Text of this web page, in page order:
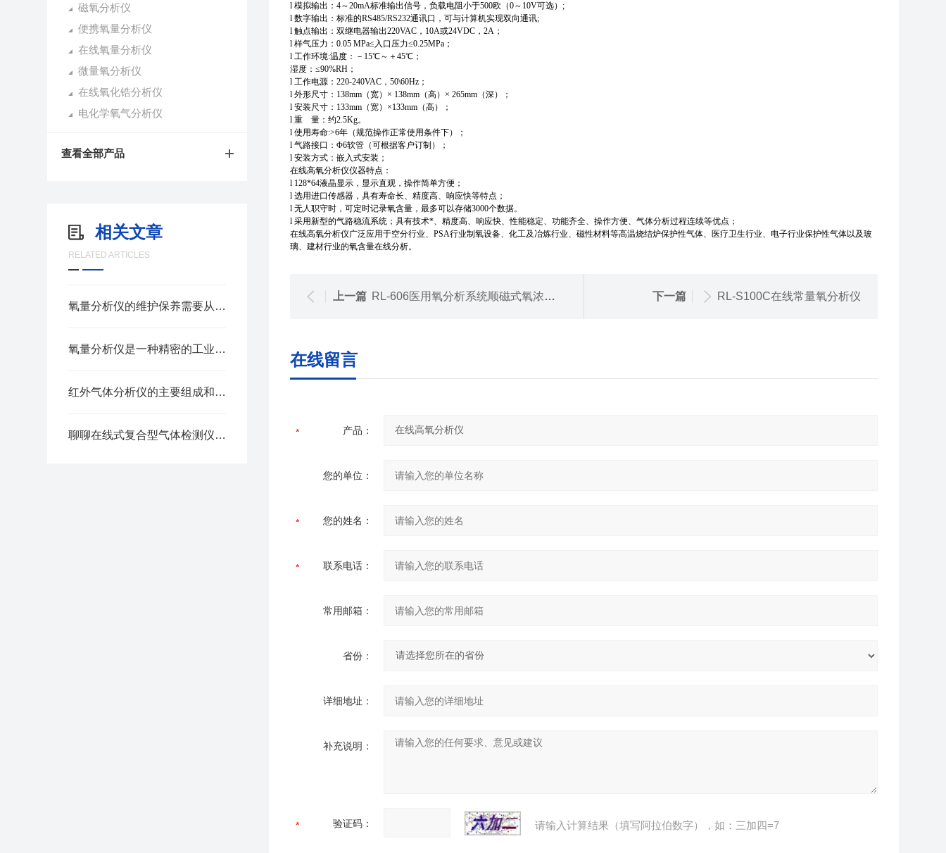
磁氧分析仪
便携氧量分析仪
在线氧量分析仪
微量氧分析仪
在线氧化锆分析仪
电化学氧气分析仪
查看全部产品
相关文章
RELATED ARTICLES
氧量分析仪的维护保养需要从多个方面进行考虑
氧量分析仪是一种精密的工业过程分析仪器
红外气体分析仪的主要组成和用途
聊聊在线式复合型气体检测仪产品特点
l 模拟输出：4～20mA标准输出信号，负载电阻小于500欧（0～10V可选）;
l 数字输出：标准的RS485/RS232通讯口，可与计算机实现双向通讯;
l 触点输出：双继电器输出220VAC，10A或24VDC，2A；
l 样气压力：0.05 MPa≤入口压力≤0.25MPa；
l 工作环境:温度：－15℃～＋45℃；
湿度：≤90%RH；
l 工作电源：220-240VAC，50\60Hz；
l 外形尺寸：138mm（宽）× 138mm（高）× 265mm（深）；
l 安装尺寸：133mm（宽）×133mm（高）；
l 重 量：约2.5Kg。
l 使用寿命:>6年（规范操作正常使用条件下）；
l 气路接口：Φ6软管（可根据客户订制）；
l 安装方式：嵌入式安装；
在线高氧分析仪仪器特点：
l 128*64液晶显示，显示直观，操作简单方便；
l 选用进口传感器，具有寿命长、精度高、响应快等特点；
l 无人职守时，可定时记录氧含量，最多可以存储3000个数据。
l 采用新型的气路稳流系统；具有技术*、精度高、响应快、性能稳定、功能齐全、操作方便、气体分析过程连续等优点；
在线高氧分析仪广泛应用于空分行业、PSA行业制氧设备、化工及冶炼行业、磁性材料等高温烧结炉保护性气体、医疗卫生行业、电子行业保护性气体以及玻
璃、建材行业的氧含量在线分析。
上一篇 RL-606医用氧分析系统顺磁式氧浓度检测仪 下一篇 RL-S100C在线常量氧分析仪
在线留言
产品：
您的单位：
您的姓名：
联系电话：
常用邮箱：
省份：
详细地址：
补充说明：
验证码： 请输入计算结果（填写阿拉伯数字），如：三加四=7